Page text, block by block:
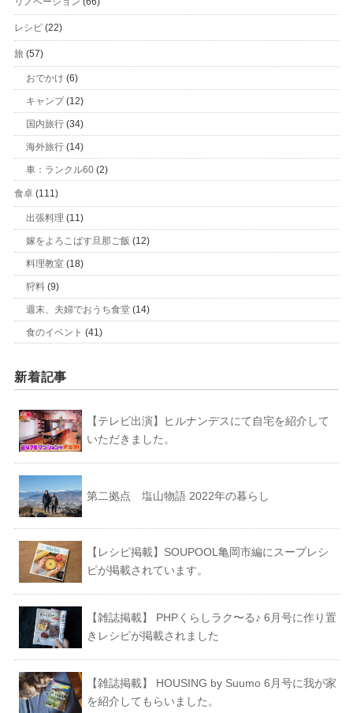
レシピ(22)
旅 (57)
おでかけ (6)
キャンプ(12)
国内旅行(34)
海外旅行(14)
車：ランクル60(2)
食卓(111)
出張料理 (11)
嫁をよろこばす旦那ご飯 (12)
料理教室(18)
狩料(9)
週末、夫婦でおうち食堂(14)
食のイベント (41)
新着記事
【テレビ出演】ヒルナンデスにて自宅を紹介して
いただきました。
第二拠点 塩山物語 2022年の暮らし
【レシピ掲載】SOUPOOL亀岡市編にスープレシ
ピが掲載されています。
【雑誌掲載】 PHPくらしラク〜る♪ 6月号に作り置
きレシピが掲載されました
【雑誌掲載】 HOUSING by Suumo 6月号に我が家
を紹介してもらいました。